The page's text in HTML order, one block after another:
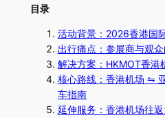
目录
活动背景：2026香港国
出行痛点：参展商与观
解决方案：HKMOT香港
核心路线：香港机场 ⇋
车指南
延伸服务：香港机场往